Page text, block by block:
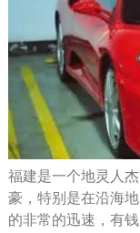
福建是一个地灵人
豪，特别是在沿海
的非常的迅速，有